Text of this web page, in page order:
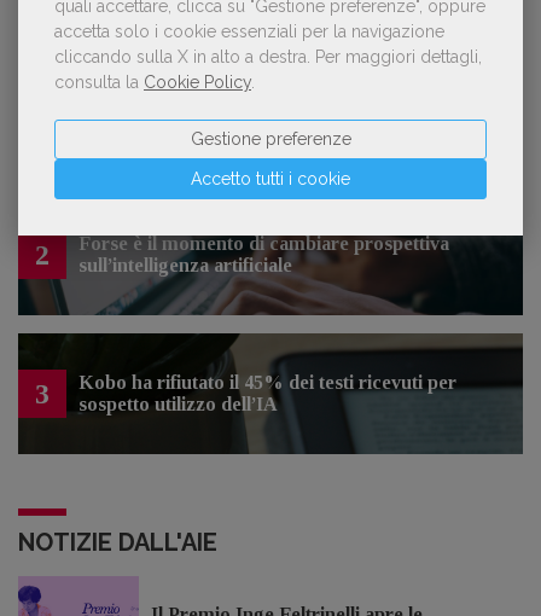
quali accettare, clicca su "Gestione preferenze", oppure
accetta solo i cookie essenziali per la navigazione
cliccando sulla X in alto a destra.
Per maggiori dettagli,
consulta la Cookie Policy
Accetto tutti i cookie
Gestione preferenze
LE PIÙ LETTE
libreria
2
Forse è il momento di cambiare prospettiva
sull’intelligenza artificiale
3
Kobo ha rifiutato il 45% dei testi ricevuti per
sospetto utilizzo dell’IA
NOTIZIE DALL'AIE